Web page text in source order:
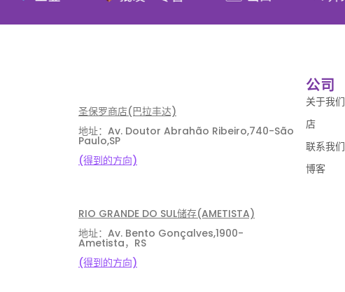
圣保罗商店(巴拉丰达)
地址：Av. Doutor Abrahão Ribeiro,740-São
Paulo,SP
(得到的方向)
RIO GRANDE DO SUL储存(AMETISTA)
地址：Av. Bento Gonçalves,1900-
Ametista，RS
(得到的方向)
公司
关于我们
店
联系我们
博客